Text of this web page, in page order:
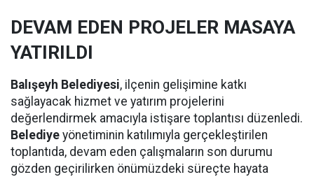
DEVAM EDEN PROJELER MASAYA
YATIRILDI
Balışeyh Belediyesi, ilçenin gelişimine katkı
sağlayacak hizmet ve yatırım projelerini
değerlendirmek amacıyla istişare toplantısı düzenledi.
Belediye yönetiminin katılımıyla gerçekleştirilen
toplantıda, devam eden çalışmaların son durumu
gözden geçirilirken önümüzdeki süreçte hayata